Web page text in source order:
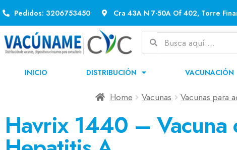
Pedidos: 3206753450 Cra 43A N 7-50A Of 402, Torre
INICIO DISTRIBUCIÓN VACUNACIÓN
Home Vacunas Vacunas para
Havrix 1440 – Vacuna